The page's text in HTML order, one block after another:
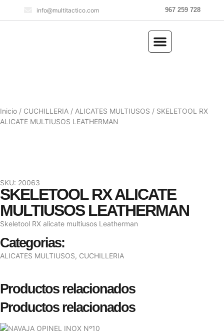
info@multitactico.com 967 259 728
Inicio / CUCHILLERIA / ALICATES MULTIUSOS / SKELETOOL RX
ALICATE MULTIUSOS LEATHERMAN
SKU: 20063
SKELETOOL RX ALICATE
MULTIUSOS LEATHERMAN
Skeletool RX alicate multiusos Leatherman
Categorias:
ALICATES MULTIUSOS, CUCHILLERIA
Productos relacionados
Productos relacionados